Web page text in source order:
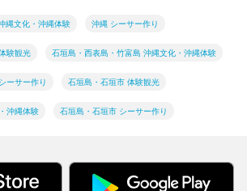
縄文化・沖縄体験 沖縄 シーサー作り
験観光 石垣島・西表島・竹富島 沖縄文化・沖縄体験
ーサー作り 石垣島・石垣市 体験観光
沖縄体験 石垣島・石垣市 シーサー作り